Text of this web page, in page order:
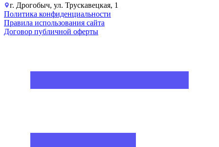
г. Дрогобыч, ул. Трускавецкая, 1
Политика конфиденциальности
Правила использования сайта
Договор публичной оферты